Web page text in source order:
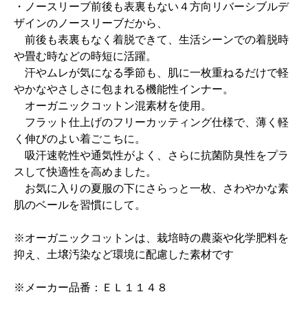
・ノースリーブ前後も表裏もない４方向リバーシブルデ
ザインのノースリーブだから、
前後も表裏もなく着脱できて、生活シーンでの着脱時
や畳む時などの時短に活躍。
汗やムレが気になる季節も、肌に一枚重ねるだけで軽
やかなやさしさに包まれる機能性インナー。
オーガニックコットン混素材を使用。
フラット仕上げのフリーカッティング仕様で、薄く軽
く伸びのよい着ごこちに。
吸汗速乾性や通気性がよく、さらに抗菌防臭性をプラ
スして快適性を高めました。
お気に入りの夏服の下にさらっと一枚、さわやかな素
肌のベールを習慣にして。
※オーガニックコットンは、栽培時の農薬や化学肥料を
抑え、土壌汚染など環境に配慮した素材です
※メーカー品番：ＥＬ１１４８